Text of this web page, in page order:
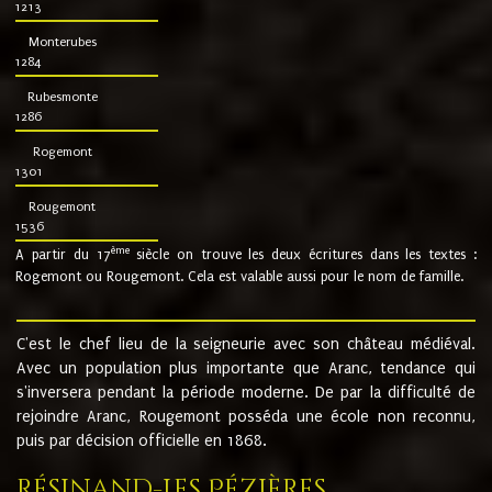
1213
Monterubes
1284
Rubesmonte
1286
Rogemont
1301
Rougemont
1536
A partir du 17ème siècle on trouve les deux écritures dans les textes :
Rogemont ou Rougemont. Cela est valable aussi pour le nom de famille.
C'est le chef lieu de la seigneurie avec son château médiéval.
Avec un population plus importante que Aranc, tendance qui
s'inversera pendant la période moderne. De par la difficulté de
rejoindre Aranc, Rougemont posséda une école non reconnu,
puis par décision officielle en 1868.